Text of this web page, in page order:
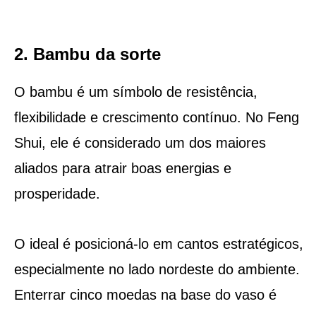
2. Bambu da sorte
O bambu é um símbolo de resistência,
flexibilidade e crescimento contínuo. No Feng
Shui, ele é considerado um dos maiores
aliados para atrair boas energias e
prosperidade.
O ideal é posicioná-lo em cantos estratégicos,
especialmente no lado nordeste do ambiente.
Enterrar cinco moedas na base do vaso é